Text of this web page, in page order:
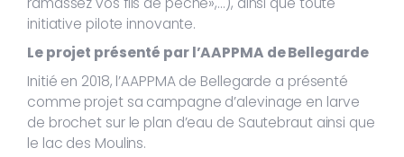
initiative pilote innovante.
Le projet présenté par l’AAPPMA de Bellegarde
Initié en 2018, l’AAPPMA de Bellegarde a présenté
comme projet sa campagne d’alevinage en larve
de brochet sur le plan d’eau de Sautebraut ainsi que
le lac des Moulins.